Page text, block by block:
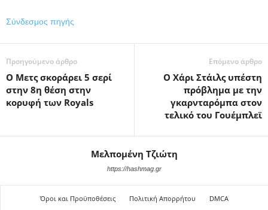
Σύνδεσμος πηγής
Προηγούμενο άρθρο
Ο Μετς σκοράρει 5 σερί
στην 8η θέση στην
κορυφή των Royals
Επόμενο άρθρο
Ο Χάρι Στάιλς υπέστη
πρόβλημα με την
γκαρνταρόμπα στον
τελικό του Γουέμπλεϊ
Μελπομένη Τζιώτη
https://hashmag.gr
Όροι και Προϋποθέσεις Πολιτική Απορρήτου
DMCA